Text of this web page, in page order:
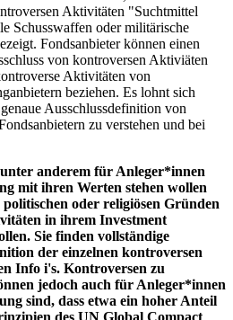
Aktivitäten "Suchtmittel
Schusswaffen oder militärische
Fondsanbieter können einen
von kontroversen Aktiviäten
Aktivitäten von
beziehen. Es lohnt sich
Ausschlussdefinition von
zu verstehen und bei
anderem für Anleger*innen
mit ihren Werten stehen wollen
oder religiösen Gründen
in ihrem Investment
Sie finden vollständige
der einzelnen kontroversen
Info i's. Kontroversen zu
jedoch auch für Anleger*innen
sind, dass etwa ein hoher Anteil
des UN Global Compact